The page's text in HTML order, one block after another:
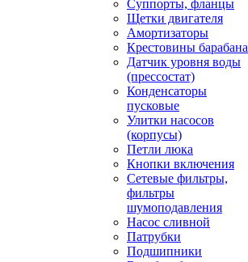
Суппорты, фланцы
Щетки двигателя
Амортизаторы
Крестовины барабана
Датчик уровня воды
(прессостат)
Конденсаторы
пусковые
Улитки насосов
(корпусы)
Петли люка
Кнопки включения
Сетевые фильтры,
фильтры
шумоподавления
Насос сливной
Патрубки
Подшипники